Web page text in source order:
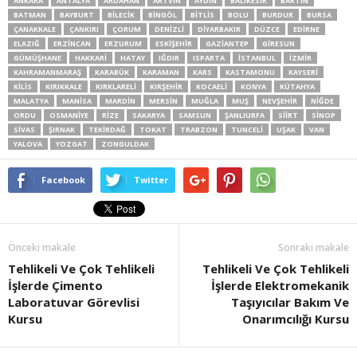
BATMAN
BAYBURT BILECIK BINGÖL BITLIS BOLU BURDUR
BURSA
ÇANAKKALE
ÇANKIRI ÇORUM DENIZLI DIYARBAKIR DÜZCE
EDIRNE
ELAZIĞ
ERZINCAN ERZURUM ESKIŞEHIR GAZIANTEP
GIRESUN
GÜMÜŞHANE
HAKKARI HATAY IĞDIR ISPARTA İSTANBUL
İZMIR
KAHRAMANMARAŞ
KARABÜK KARAMAN KARS KASTAMONU
KAYSERI
KILIS
KIRIKKALE KIRKLARELI KIRŞEHIR KOCAELI KONYA
KÜTAHYA
MALATYA
MANISA MARDIN MERSIN MUĞLA MUŞ NEVŞEHIR
NIĞDE
ORDU
OSMANIYE RIZE SAKARYA SAMSUN ŞANLIURFA SIIRT
SINOP
SIVAS
ŞIRNAK TEKIRDAĞ TOKAT TRABZON TUNCELI UŞAK
VAN
YALOVA
YOZGAT ZONGULDAK
Facebook Twitter
Önceki makale
Tehlikeli Ve Çok Tehlikeli
İşlerde Çimento
Laboratuvar Görevlisi
Kursu
Sonraki makale
Tehlikeli Ve Çok Tehlikeli
İşlerde Elektromekanik
Taşıyıcılar Bakım Ve
Onarımcılığı Kursu